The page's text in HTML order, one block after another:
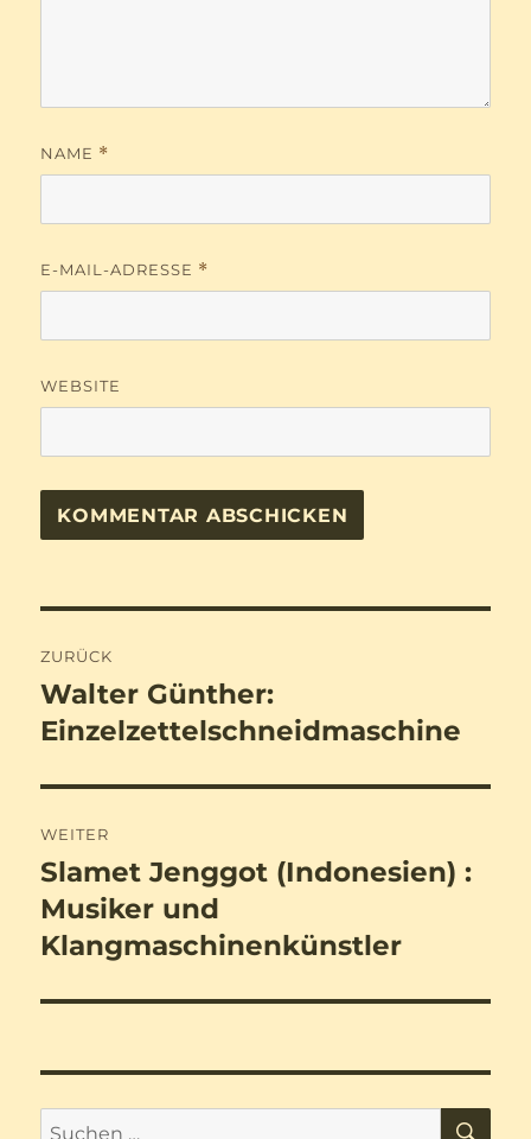
NAME *
E-MAIL-ADRESSE *
WEBSITE
ZURÜCK
Vorheriger
Beitrag:
Walter Günther:
Einzelzettelschneidmaschine
WEITER
Nächster
Beitrag:
Slamet Jenggot (Indonesien) :
Musiker und
Klangmaschinenkünstler
Suchen